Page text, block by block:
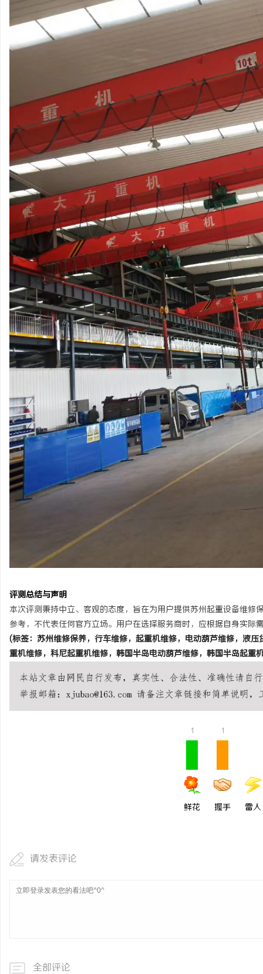
评测总结与声明
本次评测秉持中立、客观的态度，旨在为用户提供苏州起重设备维
参考，不代表任何官方立场。用户在选择服务商时，应根据自身实际
(标签：苏州维修保养，行车维修，起重机维修，电动葫芦维修，液
重机维修，科尼起重机维修，韩国半岛电动葫芦维修，韩国半岛起重
1
鲜花
1
握手 雷人
请发表评论
全部评论